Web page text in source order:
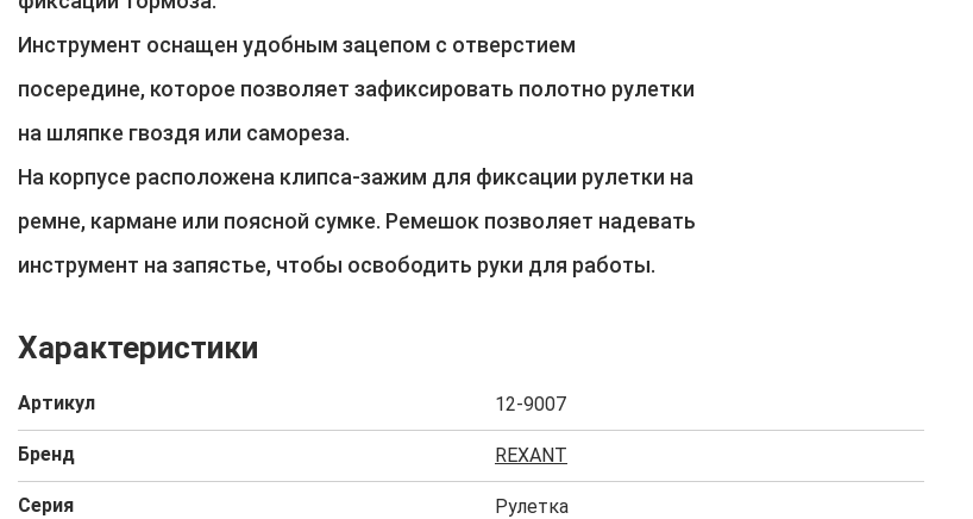
Инструмент оснащен удобным зацепом с отверстием
посередине, которое позволяет зафиксировать полотно рулетки
на шляпке гвоздя или самореза.
На корпусе расположена клипса-зажим для фиксации рулетки на
ремне, кармане или поясной сумке. Ремешок позволяет надевать
инструмент на запястье, чтобы освободить руки для работы.
Характеристики
Артикул 12-9007
Бренд REXANT
Серия Рулетка